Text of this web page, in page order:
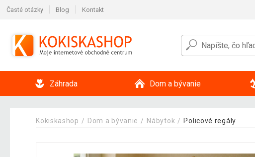
Časté otázky Blog Kontakt
Záhrada Dom a bývanie
Kokiskashop Dom a bývanie Nábytok Policové regály